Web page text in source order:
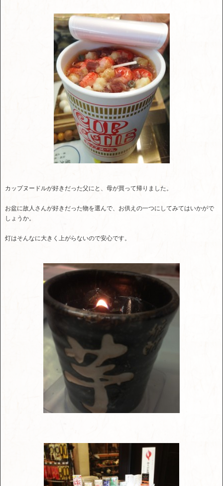
カップヌードルが好きだった父にと、母が買って帰りました。
お盆に故人さんが好きだった物を選んで、お供えの一つにしてみてはいかがで
しょうか。
灯はそんなに大きく上がらないので安心です。